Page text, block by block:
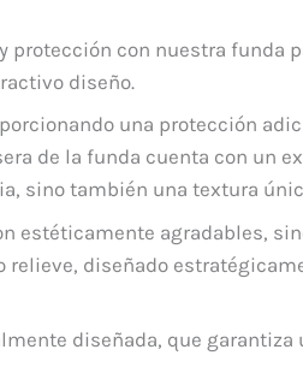
con nuestra funda
diseño.
una protección
de la funda cuenta con un
sino también una textura
estéticamente agradables,
relieve, diseñado
diseñada, que